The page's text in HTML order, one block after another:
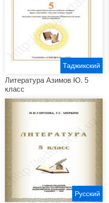
Литература Азимов Ю. 5
класс
Таджикский
Русский